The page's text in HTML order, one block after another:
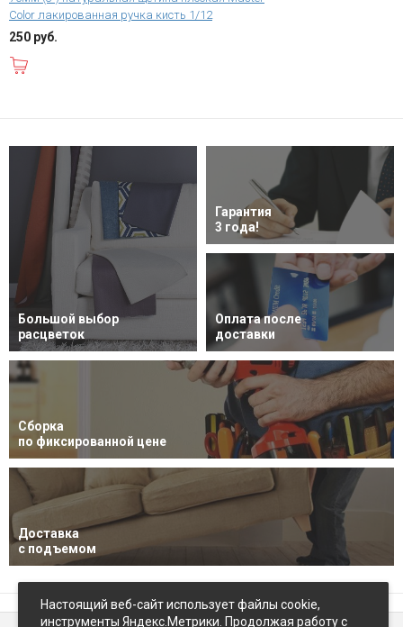
Color лакированная ручка кисть 1/12
250 руб.
Большой выбор
расцветок
Гарантия
3 года!
Оплата после
доставки
Сборка
по фиксированной цене
Доставка
с подъемом
Настоящий веб-сайт использует файлы cookie,
инструменты Яндекс.Метрики. Продолжая работу с